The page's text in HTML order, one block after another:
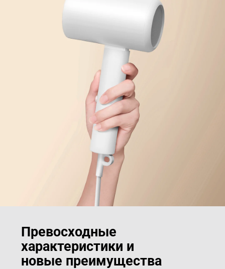
Превосходные
характеристики и
новые преимущества